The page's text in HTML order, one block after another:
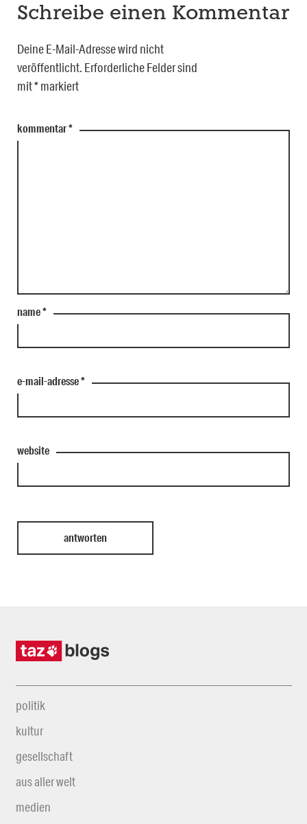
Schreibe einen Kommentar
Deine E-Mail-Adresse wird nicht
veröffentlicht. Erforderliche Felder sind
mit*markiert
kommentar*
name*
e-mail-adresse*
website
politik
kultur
gesellschaft
aus aller welt
medien